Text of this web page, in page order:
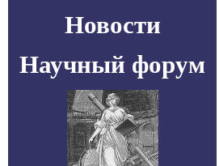
Новости
Научный форум